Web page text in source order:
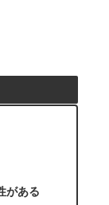
がある